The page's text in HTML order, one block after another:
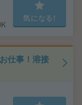
気になる!
仕事！溶接